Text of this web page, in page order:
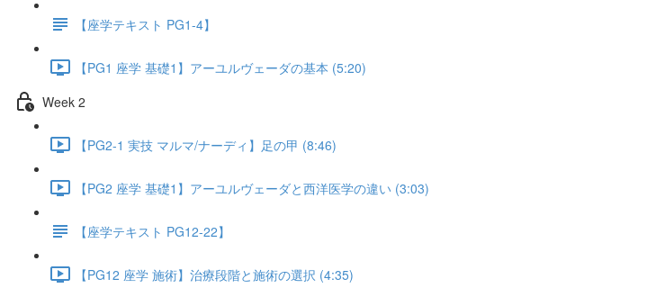
【座学テキスト PG1-4】
【PG1 座学 基礎1】アーユルヴェーダの基本 (5:20)
Week 2
【PG2-1 実技 マルマ/ナーディ】足の甲 (8:46)
【PG2 座学 基礎1】アーユルヴェーダと西洋医学の違い (3:03)
【座学テキスト PG12-22】
【PG12 座学 施術】治療段階と施術の選択 (4:35)